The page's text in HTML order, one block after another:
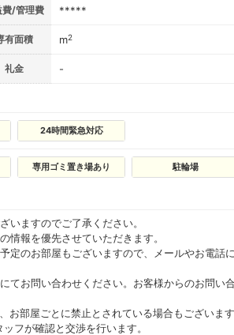
費/管理費 *****
有面積 m2
礼金 -
24時間緊急対応
専用ゴミ置き場あり 駐輪場
いますのでご了承ください。
情報を優先させていただきます。
定のお部屋もございますので、メールやお電話に
てお問い合わせください。お客様からのお問い
お部屋ごとに禁止とされている場合もございます
フが確認と交渉を行います。